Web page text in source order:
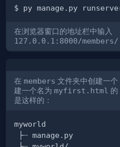
在浏览器窗口的地址栏中输入
127.0.0.1:8000/members/
在 members 文件夹中创建一个
建一个名为 myfirst.html 的
是这样的：